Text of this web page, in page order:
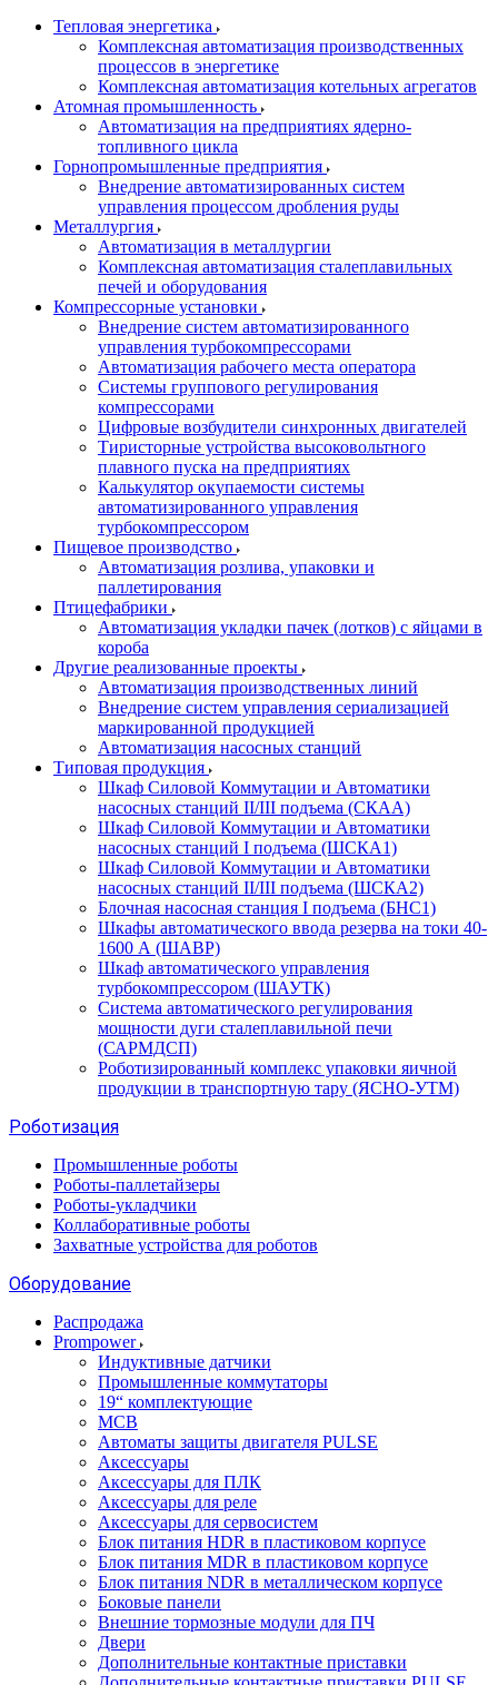
Тепловая энергетика
Комплексная автоматизация производственных
процессов в энергетике
Комплексная автоматизация котельных агрегатов
Атомная промышленность
Автоматизация на предприятиях ядерно-
топливного цикла
Горнопромышленные предприятия
Внедрение автоматизированных систем
управления процессом дробления руды
Металлургия
Автоматизация в металлургии
Комплексная автоматизация сталеплавильных
печей и оборудования
Компрессорные установки
Внедрение систем автоматизированного
управления турбокомпрессорами
Автоматизация рабочего места оператора
Системы группового регулирования
компрессорами
Цифровые возбудители синхронных двигателей
Тиристорные устройства высоковольтного
плавного пуска на предприятиях
Калькулятор окупаемости системы
автоматизированного управления
турбокомпрессором
Пищевое производство
Автоматизация розлива, упаковки и
паллетирования
Птицефабрики
Автоматизация укладки пачек (лотков) с яйцами в
короба
Другие реализованные проекты
Автоматизация производственных линий
Внедрение систем управления сериализацией
маркированной продукцией
Автоматизация насосных станций
Типовая продукция
Шкаф Силовой Коммутации и Автоматики
насосных станций II/III подъема (СКАА)
Шкаф Силовой Коммутации и Автоматики
насосных станций I подъема (ШСКА1)
Шкаф Силовой Коммутации и Автоматики
насосных станций II/III подъема (ШСКА2)
Блочная насосная станция I подъема (БНС1)
Шкафы автоматического ввода резерва на токи 40-
1600 А (ШАВР)
Шкаф автоматического управления
турбокомпрессором (ШАУТК)
Система автоматического регулирования
мощности дуги сталеплавильной печи
(САРМДСП)
Роботизированный комплекс упаковки яичной
продукции в транспортную тару (ЯСНО-УТМ)
Роботизация
Промышленные роботы
Роботы-паллетайзеры
Роботы-укладчики
Коллаборативные роботы
Захватные устройства для роботов
Оборудование
Распродажа
Prompower
Индуктивные датчики
Промышленные коммутаторы
19“ комплектующие
MCB
Автоматы защиты двигателя PULSE
Аксессуары
Аксессуары для ПЛК
Аксессуары для реле
Аксессуары для сервосистем
Блок питания HDR в пластиковом корпусе
Блок питания MDR в пластиковом корпусе
Блок питания NDR в металлическом корпусе
Боковые панели
Внешние тормозные модули для ПЧ
Двери
Дополнительные контактные приставки